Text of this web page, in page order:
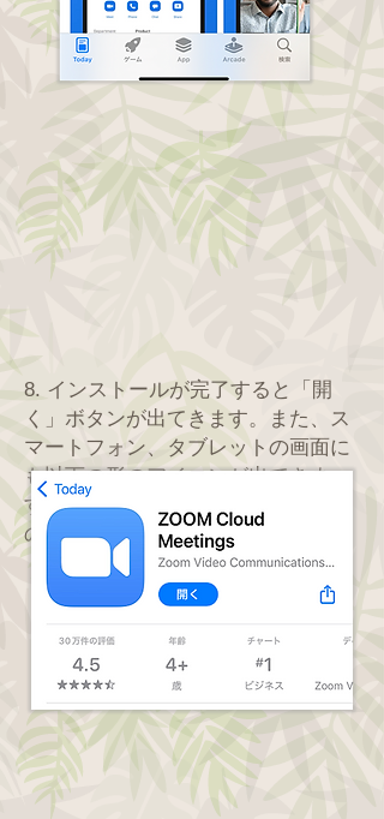
8. インストールが完了すると「開
く」ボタンが出てきます。また、ス
マートフォン、タブレットの画面に
も以下の形のアイコンが出てきま
す。「開く」をクリックします。次
の、手順９に続きます。